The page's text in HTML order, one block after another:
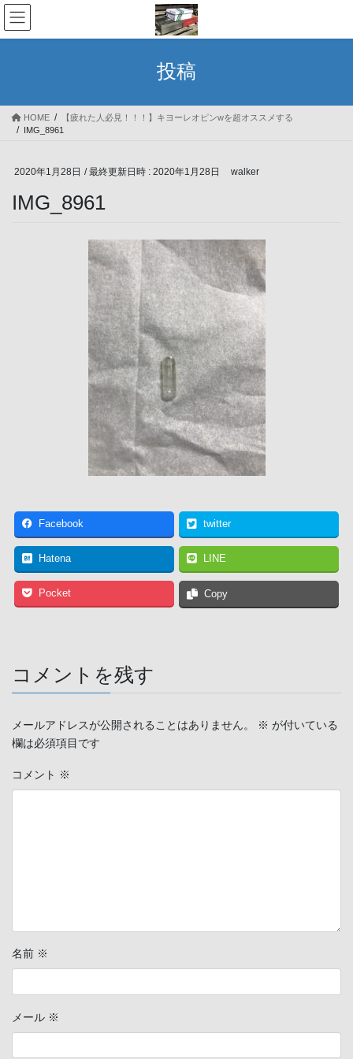
コ
ン
テ
ス
ナ
ビ
ゲ
ン
投稿
HOME
【疲れた人必見！！！】キヨーレオピンwを超オススメする
IMG_8961
2020年1月28日 / 最終更新日時 : 2020年1月28日 walker
IMG_8961
Facebook twitter
Hatena LINE
Pocket Copy
コメントを残す
メールアドレスが公開されることはありません。 ※ が付いている
欄は必須項目です
コメント ※
名前 ※
メール ※